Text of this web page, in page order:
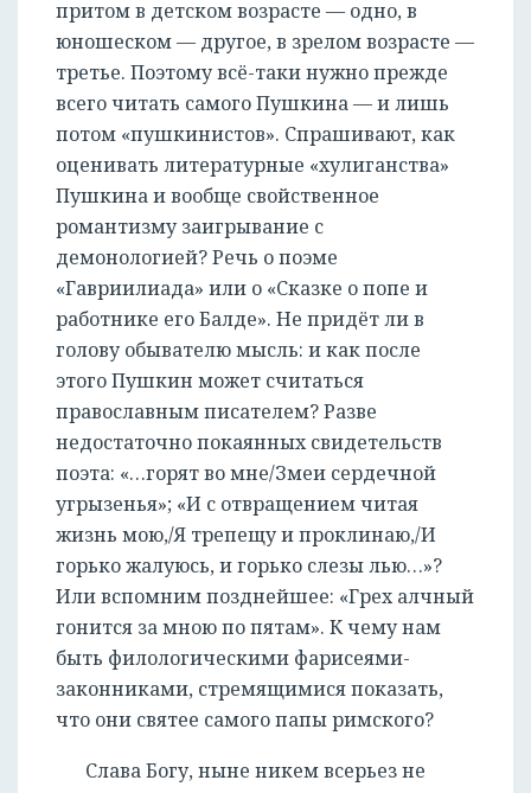
притом в детском возрасте — одно, в
юношеском — другое, в зрелом возрасте —
третье. Поэтому всё-таки нужно прежде
всего читать самого Пушкина — и лишь
потом «пушкинистов». Спрашивают, как
оценивать литературные «хулиганства»
Пушкина и вообще свойственное
романтизму заигрывание с
демонологией? Речь о поэме
«Гавриилиада» или о «Сказке о попе и
работнике его Балде». Не придёт ли в
голову обывателю мысль: и как после
этого Пушкин может считаться
православным писателем? Разве
недостаточно покаянных свидетельств
поэта: «…горят во мне/Змеи сердечной
угрызенья»; «И с отвращением читая
жизнь мою,/Я трепещу и проклинаю,/И
горько жалуюсь, и горько слезы лью…»?
Или вспомним позднейшее: «Грех алчный
гонится за мною по пятам». К чему нам
быть филологическими фарисеями-
законниками, стремящимися показать,
что они святее самого папы римского?
Слава Богу, ныне никем всерьез не